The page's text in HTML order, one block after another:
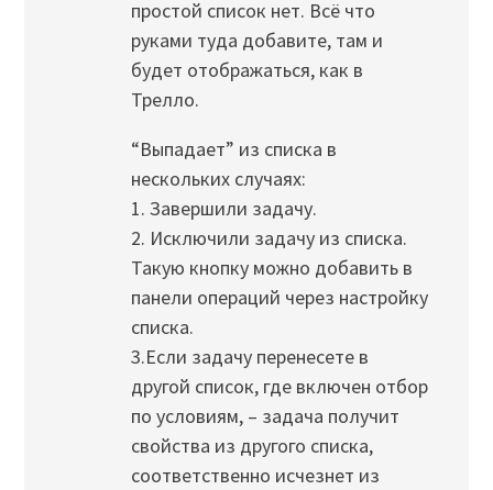
простой список нет. Всё что
руками туда добавите, там и
будет отображаться, как в
Трелло.
“Выпадает” из списка в
нескольких случаях:
1. Завершили задачу.
2. Исключили задачу из списка.
Такую кнопку можно добавить в
панели операций через настройку
списка.
3.Если задачу перенесете в
другой список, где включен отбор
по условиям, – задача получит
свойства из другого списка,
соответственно исчезнет из